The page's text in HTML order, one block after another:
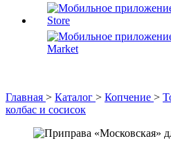
Главная > Каталог > Копчение >
колбас и сосисок